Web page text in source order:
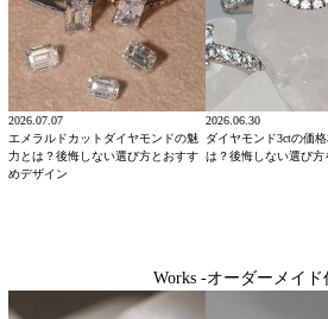
2026.07.07
エメラルドカットダイヤモンドの魅
力とは？後悔しない選び方とおすす
めデザイン
2026.06.30
ダイヤモンド3ctの価
は？後悔しない選び方
Works -オーダーメイ